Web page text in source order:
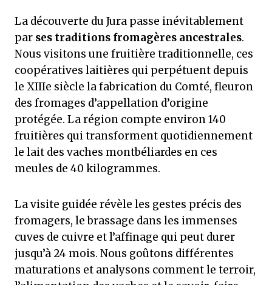
La découverte du Jura passe inévitablement
par ses traditions fromagères ancestrales.
Nous visitons une fruitière traditionnelle, ces
coopératives laitières qui perpétuent depuis
le XIIIe siècle la fabrication du Comté, fleuron
des fromages d’appellation d’origine
protégée. La région compte environ 140
fruitières qui transforment quotidiennement
le lait des vaches montbéliardes en ces
meules de 40 kilogrammes.
La visite guidée révèle les gestes précis des
fromagers, le brassage dans les immenses
cuves de cuivre et l’affinage qui peut durer
jusqu’à 24 mois. Nous goûtons différentes
maturations et analysons comment le terroir,